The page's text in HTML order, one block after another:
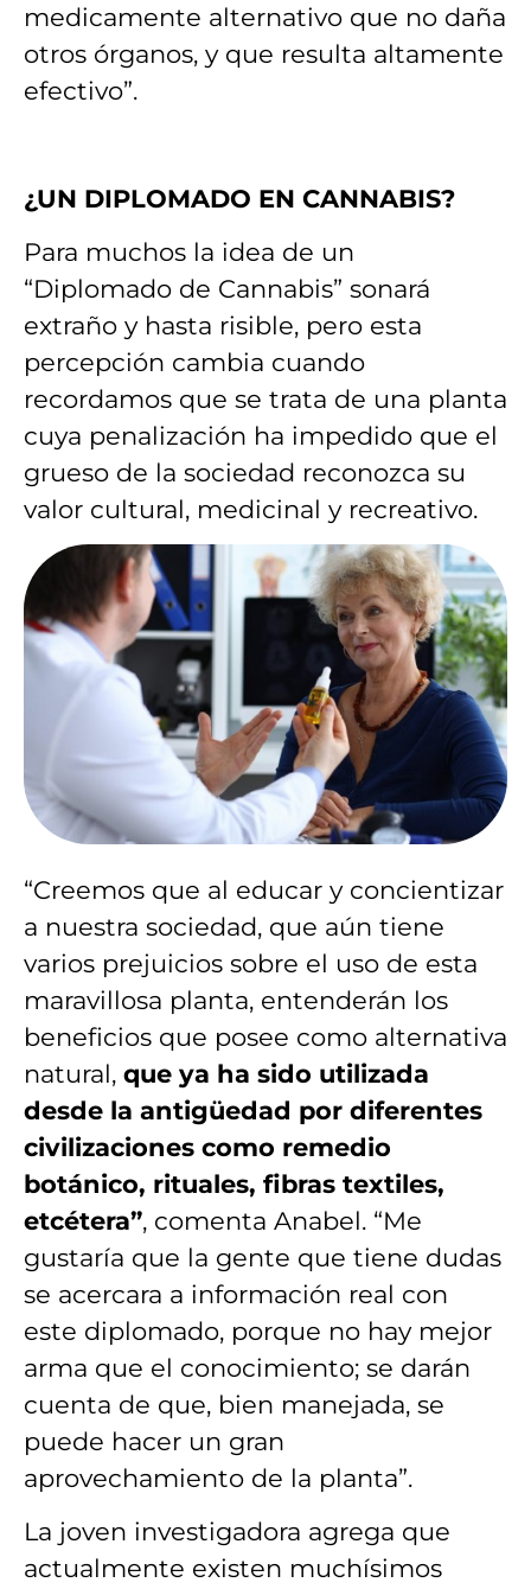
medicamente alternativo que no daña
otros órganos, y que resulta altamente
efectivo”.
¿UN DIPLOMADO EN CANNABIS?
Para muchos la idea de un
“Diplomado de Cannabis” sonará
extraño y hasta risible, pero esta
percepción cambia cuando
recordamos que se trata de una planta
cuya penalización ha impedido que el
grueso de la sociedad reconozca su
valor cultural, medicinal y recreativo.
“Creemos que al educar y concientizar
a nuestra sociedad, que aún tiene
varios prejuicios sobre el uso de esta
maravillosa planta, entenderán los
beneficios que posee como alternativa
natural, que ya ha sido utilizada
desde la antigüedad por diferentes
civilizaciones como remedio
botánico, rituales, fibras textiles,
etcétera”, comenta Anabel. “Me
gustaría que la gente que tiene dudas
se acercara a información real con
este diplomado, porque no hay mejor
arma que el conocimiento; se darán
cuenta de que, bien manejada, se
puede hacer un gran
aprovechamiento de la planta”.
La joven investigadora agrega que
actualmente existen muchísimos